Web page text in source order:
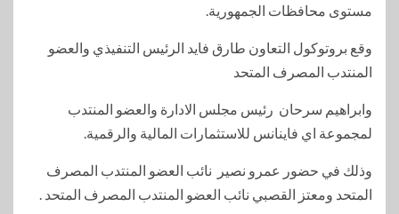
مستوى محافظات الجمهورية.
وقع بروتوكول التعاون طارق فايد الرئيس التنفيذي والعضو
المنتدب المصرف المتحد
وابراهيم سرحان رئيس مجلس الادارة والعضو المنتدب
لمجموعة اي فاينانس للاستثمارات المالية والرقمية.
وذلك في حضور عمرو نصير نائب العضو المنتدب المصرف
المتحد ومعتز القصبي نائب العضو المنتدب المصرف المتحد .